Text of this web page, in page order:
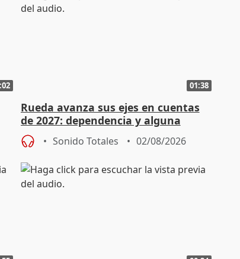
01:38
Rueda avanza sus ejes en cuentas
de 2027: dependencia y alguna
rebaja fiscal más en vivienda
Sonido Totales 02/08/2026